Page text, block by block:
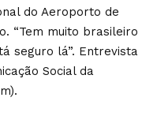
do Aeroporto de
“Tem muito brasileiro
seguro lá”. Entrevista
Social da